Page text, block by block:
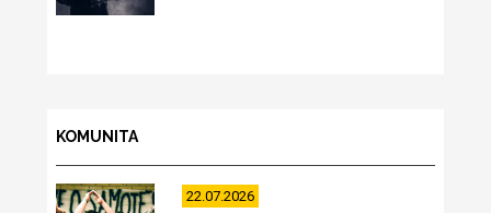
KOMUNITA
22.07.2026